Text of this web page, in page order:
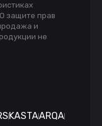
защите прав
и
не
KASTAARQA